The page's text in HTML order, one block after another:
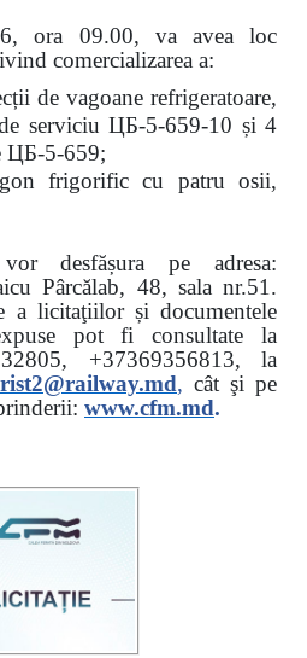
, ora 09.00, va avea loc
comercializarea a:
de vagoane refrigeratoare,
serviciu ЦБ-5-659-10 și 4
ЦБ-5-659;
frigorific cu patru osii,
desfășura pe adresa:
Pârcălab, 48, sala nr.51.
a licitaţiilor și documentele
pot fi consultate la
+37369356813, la
, cât şi pe
www.cfm.md.